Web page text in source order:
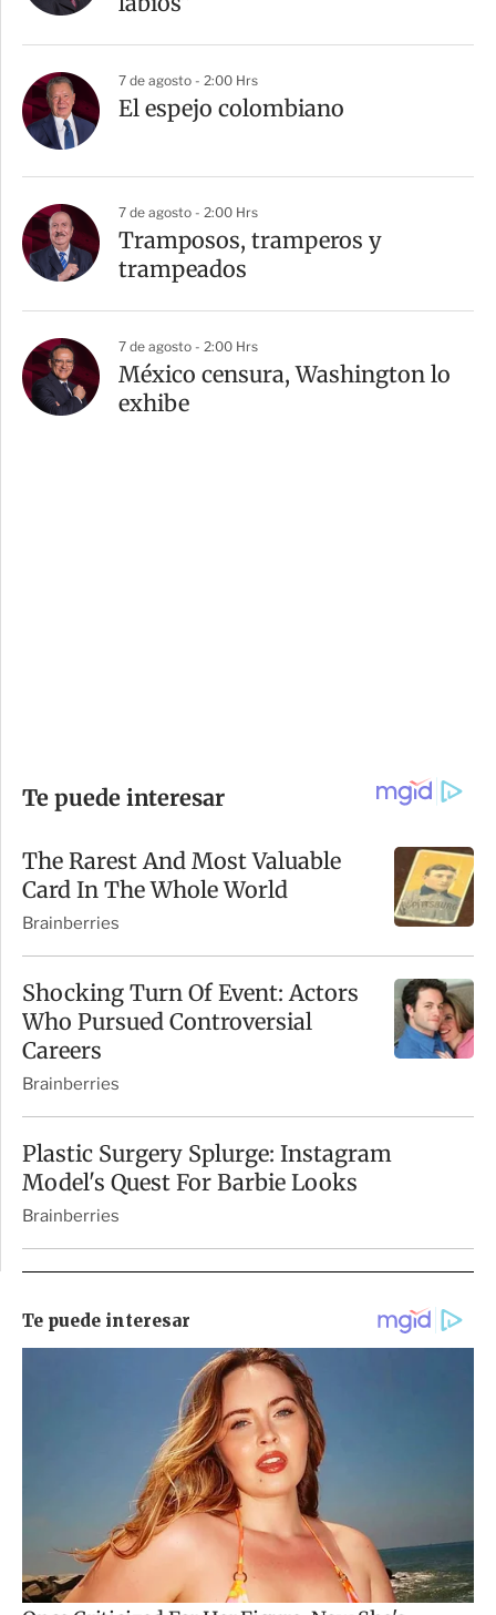
7 de agosto - 2:00 Hrs
El espejo colombiano
7 de agosto - 2:00 Hrs
Tramposos, tramperos y
trampeados
7 de agosto - 2:00 Hrs
México censura, Washington lo
exhibe